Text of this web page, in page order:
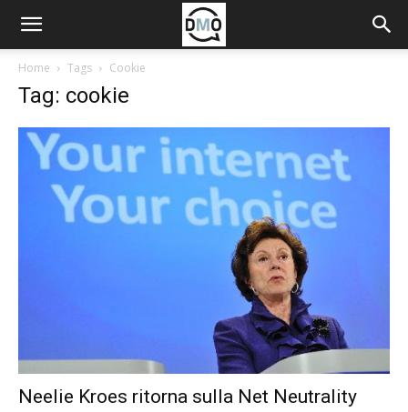
Home Tags Cookie
Tag: cookie
Neelie Kroes ritorna sulla Net Neutrality